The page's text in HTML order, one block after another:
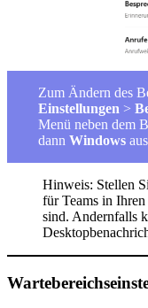
Zum Ändern des
Einstellungen >
Menü neben dem
dann Windows
Hinweis: Stellen
für Teams in
sind. Andernfalls